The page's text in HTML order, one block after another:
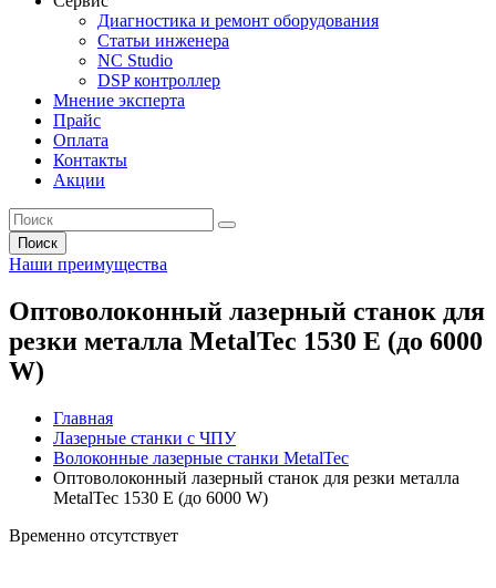
Диагностика и ремонт оборудования
Статьи инженера
NC Studio
DSP контроллер
Мнение эксперта
Прайс
Оплата
Контакты
Акции
Поиск
Наши преимущества
Оптоволоконный лазерный станок для
резки металла MetalTec 1530 E (до 6000
W)
Главная
Лазерные станки с ЧПУ
Волоконные лазерные станки MetalTec
Оптоволоконный лазерный станок для резки металла
MetalTec 1530 E (до 6000 W)
Временно отсутствует